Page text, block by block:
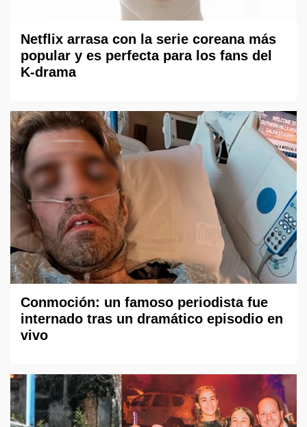
Netflix arrasa con la serie coreana más
popular y es perfecta para los fans del
K-drama
Conmoción: un famoso periodista fue
internado tras un dramático episodio en
vivo